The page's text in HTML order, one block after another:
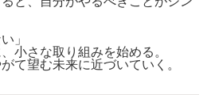
」
小さな取り組みを始める。
て望む未来に近づいていく。